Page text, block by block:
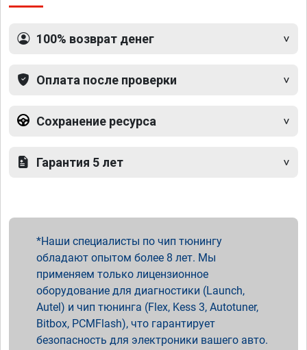
100% возврат денег
Оплата после проверки
Сохранение ресурса
Гарантия 5 лет
Наши специалисты по чип тюнингу
обладают опытом более 8 лет. Мы
применяем только лицензионное
оборудование для диагностики (Launch,
Autel) и чип тюнинга (Flex, Kess 3, Autotuner,
Bitbox, PCMFlash), что гарантирует
безопасность для электроники вашего авто.